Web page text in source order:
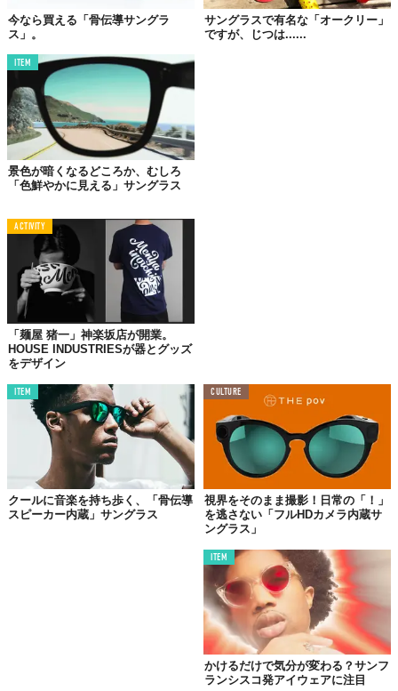
きること。さらに、巻きつけるだけでなくスマートに折りたたむ
ことも可能。鼻元を折り曲げ、正方形に折りたたむことで
コンパ
実際にかけるときには耳元を「カチッ」と押し曲げて、顔の大き
さや鼻の高さは関係なしにフィット
ポーツなどで使用しても、ズレないのが魅力。
また、UV400の機能を持ち 紫外線99%カット し、
最大92%ながら見やすい偏光レンズを搭載しているという。
来たるべき夏に向けて、こんな“最強” のサングラスを用意してお
くのはいかがだろう。
今なら買える「骨伝導サングラ
ス」。
サングラスで有名な「オークリー」
ですが、じつは......
ITEM
景色が暗くなるどころか、むしろ
「色鮮やかに見える」サングラス
ACTIVITY
「麺屋 猪一」神楽坂店が開業。
HOUSE INDUSTRIESが器とグッズ
をデザイン
ITEM
クールに音楽を持ち歩く、「骨伝導
スピーカー内蔵」サングラス
CULTURE
視界をそのまま撮影！日常の「！」
を逃さない「フルHDカメラ内蔵サ
ングラス」
ITEM
かけるだけで気分が変わる？サンフ
ランシスコ発アイウェアに注目